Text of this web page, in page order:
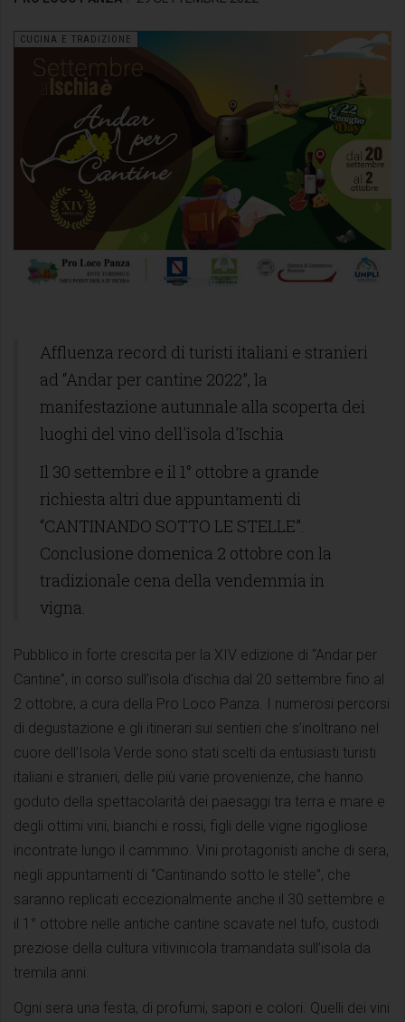
CUCINA E TRADIZIONE
Affluenza record di turisti italiani e stranieri
ad “Andar per cantine 2022”, la
manifestazione autunnale alla scoperta dei
luoghi del vino dell'isola d'Ischia
Il 30 settembre e il 1° ottobre a grande
richiesta altri due appuntamenti di
“CANTINANDO SOTTO LE STELLE”.
Conclusione domenica 2 ottobre con la
tradizionale cena della vendemmia in
vigna.
Pubblico in forte crescita per la XIV edizione di “Andar per
Cantine”, in corso sull’isola d’ischia dal 20 settembre fino al
2 ottobre, a cura della Pro Loco Panza. I numerosi percorsi
di degustazione e gli itinerari sui sentieri che s’inoltrano nel
cuore dell’Isola Verde sono stati scelti da entusiasti turisti
italiani e stranieri, delle più varie provenienze, che hanno
goduto della spettacolarità dei paesaggi tra terra e mare e
degli ottimi vini, bianchi e rossi, figli delle vigne rigogliose
incontrate lungo il cammino. Vini protagonisti anche di sera,
negli appuntamenti di “Cantinando sotto le stelle”, che
saranno replicati eccezionalmente anche il 30 settembre e
il 1° ottobre nelle antiche cantine scavate nel tufo, custodi
preziose della cultura vitivinicola tramandata sull’isola da
tremila anni.
Ogni sera una festa, di profumi, sapori e colori. Quelli dei vini